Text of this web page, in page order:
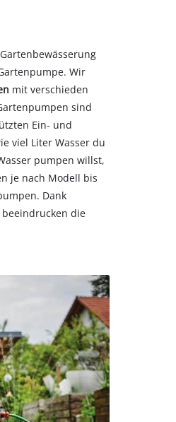
Wir
mit verschieden
sind
Ein- und
viel Liter Wasser du
pumpen willst,
je nach Modell bis
Dank
die